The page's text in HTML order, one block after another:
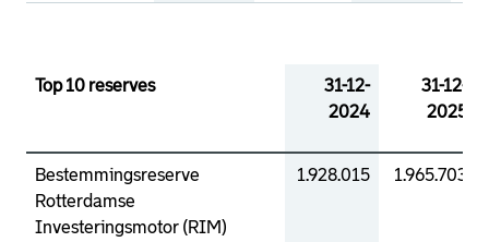
Top 10 reserves
31-12-
2024
31-12-
2025
Bestemmingsreserve
Rotterdamse
Investeringsmotor (RIM)
1.928.015 1.965.703